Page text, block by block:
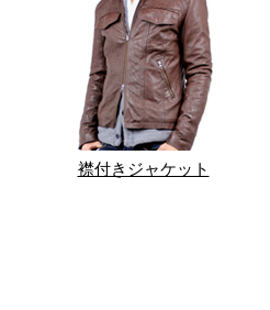
襟付きジャケット